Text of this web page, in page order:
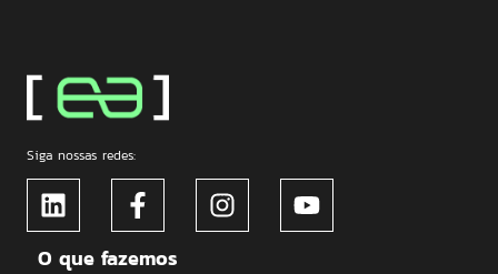
Siga nossas redes:
O que fazemos